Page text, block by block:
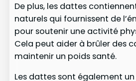
De plus, les dattes
naturels qui fournissent de
pour soutenir une activité
Cela peut aider à brûler des
maintenir un poids santé.
Les dattes sont également